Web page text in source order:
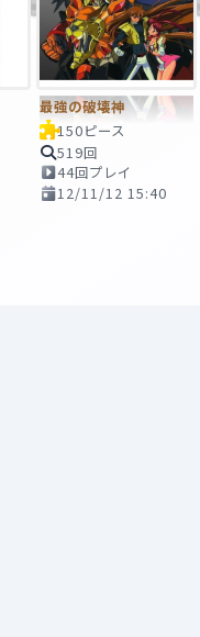
最強の破壊神
150ピース
519回
44回プレイ
12/11/12 15:40